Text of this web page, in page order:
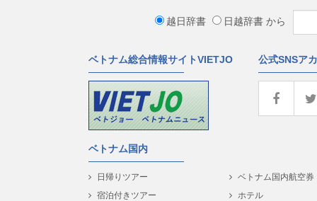
越日辞書 日越辞書 から
ベトナム総合情報サイトVIETJO 公式SNSア
ベトナム国内
日帰りツアー
宿泊付きツアー
ベトナム国内航空券
ホテル